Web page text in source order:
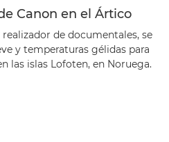
Canon en el Ártico
de documentales, se
y temperaturas gélidas para
las islas Lofoten, en Noruega.